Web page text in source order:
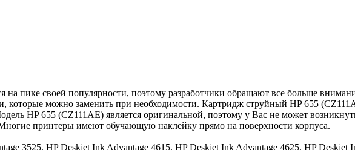
на пике своей популярности, поэтому разработчики обращают все больше
которые можно заменить при необходимости. Картридж струйный HP 655
HP 655 (CZ111AE) является оригинальной, поэтому у Вас не может
принтеры имеют обучающую наклейку прямо на поверхности корпуса.
3525, HP Deskjet Ink Advantage 4615, HP Deskjet Ink Advantage 4625, HP Deskjet